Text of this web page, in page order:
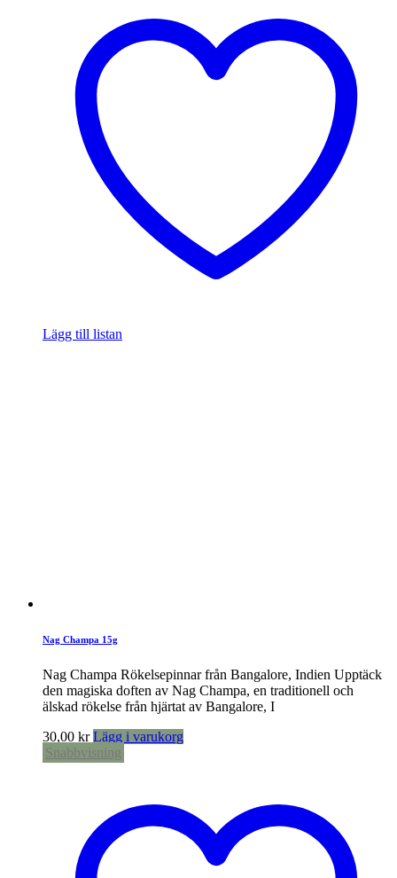
Lägg till listan
Nag Champa 15g
Nag Champa Rökelsepinnar från Bangalore, Indien Upptäck
den magiska doften av Nag Champa, en traditionell och
älskad rökelse från hjärtat av Bangalore, I
30,00 kr Lägg i varukorg
Snabbvisning